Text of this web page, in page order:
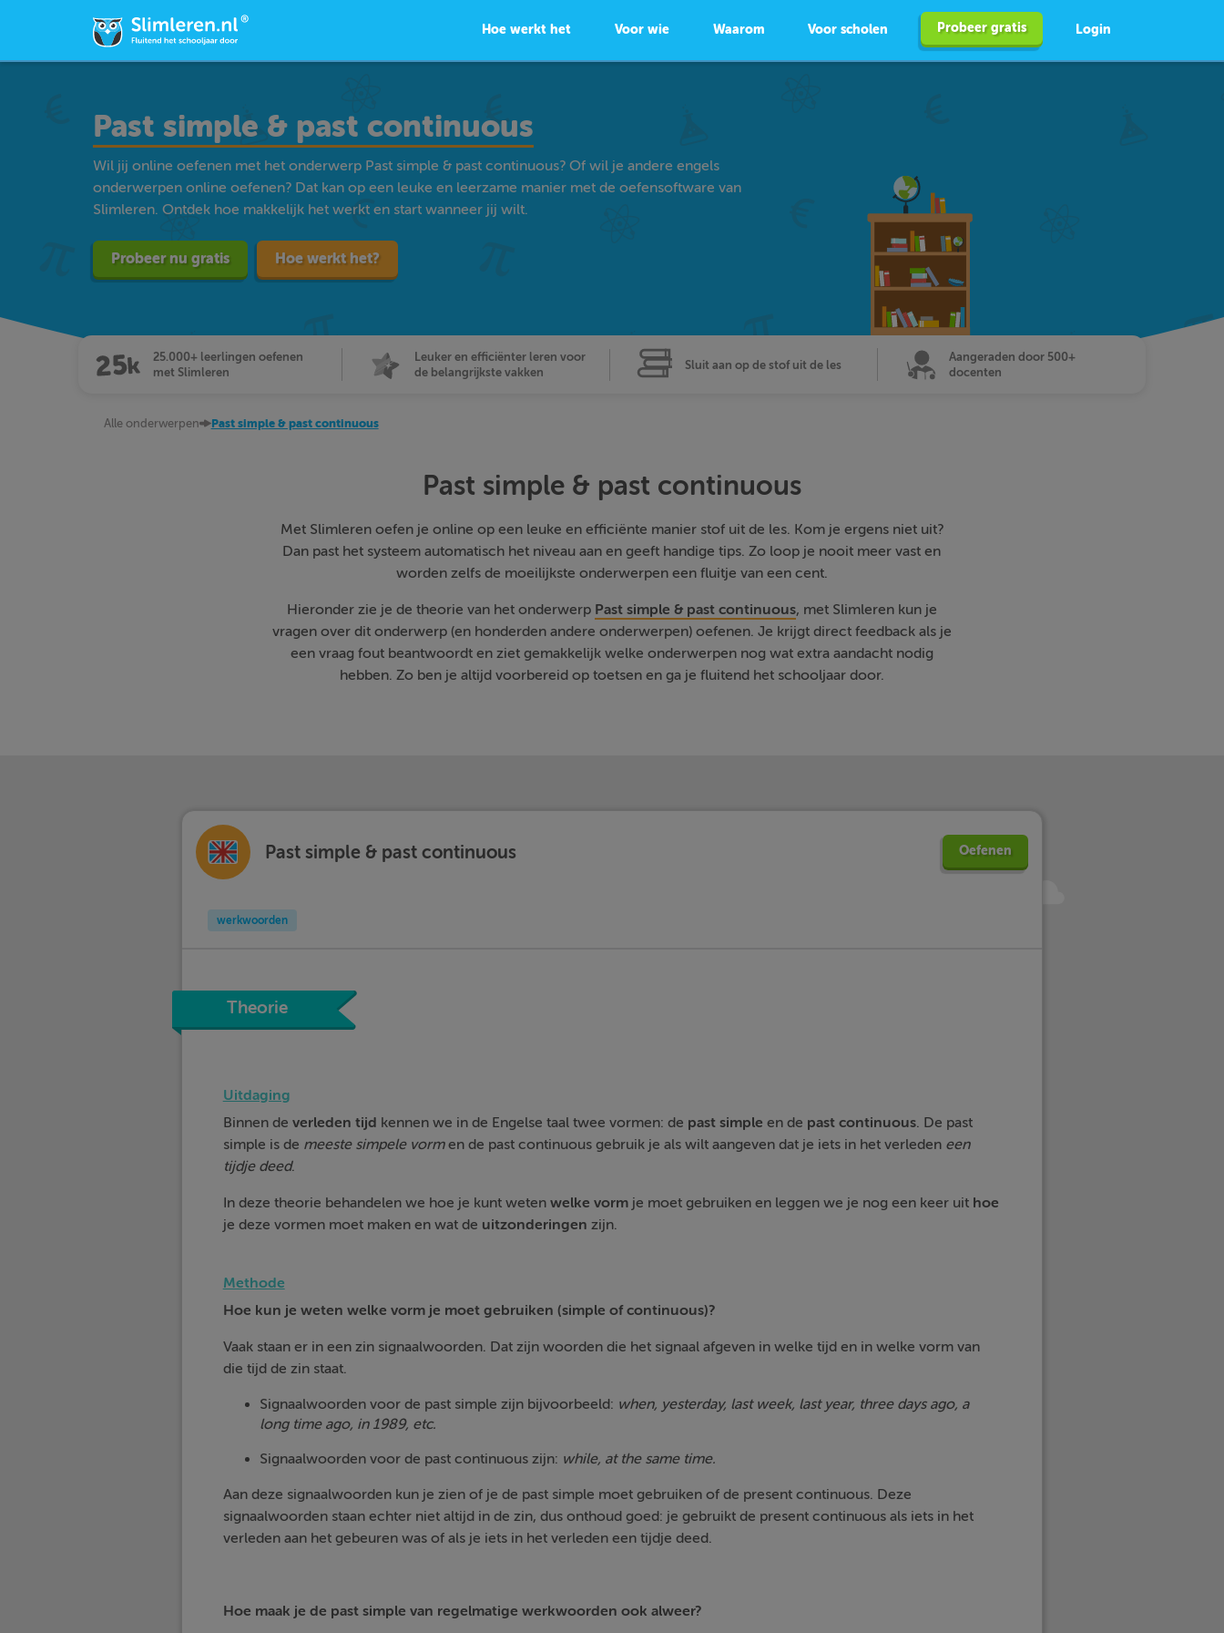
Hoe werkt het Voor wie Waarom Voor scholen Probeer gratis Login
Past simple & past continuous
Wil jij online oefenen met het onderwerp Past simple & past continuous? Of wil je andere engels
onderwerpen online oefenen? Dat kan op een leuke en leerzame manier met de oefensoftware van
Slimleren. Ontdek hoe makkelijk het werkt en start wanneer jij wilt.
Probeer nu gratis Hoe werkt het?
25.000+ leerlingen oefenen
met Slimleren
Leuker en efficiënter leren voor
de belangrijkste vakken
Sluit aan op de stof uit de les
Aangeraden door 500+
docenten
Alle onderwerpen Past simple & past continuous
Past simple & past continuous
Met Slimleren oefen je online op een leuke en efficiënte manier stof uit de les. Kom je ergens niet uit?
Dan past het systeem automatisch het niveau aan en geeft handige tips. Zo loop je nooit meer vast en
worden zelfs de moeilijkste onderwerpen een fluitje van een cent.
Hieronder zie je de theorie van het onderwerp Past simple & past continuous, met Slimleren kun je
vragen over dit onderwerp (en honderden andere onderwerpen) oefenen. Je krijgt direct feedback als je
een vraag fout beantwoordt en ziet gemakkelijk welke onderwerpen nog wat extra aandacht nodig
hebben. Zo ben je altijd voorbereid op toetsen en ga je fluitend het schooljaar door.
Past simple & past continuous Oefenen
werkwoorden
Theorie
Uitdaging
Binnen de verleden tijd kennen we in de Engelse taal twee vormen: de past simple en de past continuous. De past
simple is de meeste simpele vormen de past continuous gebruik je als wilt aangeven dat je iets in het verleden een
tijdje deed.
In deze theorie behandelen we hoe je kunt weten welke vormje moet gebruiken en leggen we je nog een keer uit hoe
je deze vormen moet maken en wat de uitzonderingen zijn.
Methode
Hoe kun je weten welke vorm je moet gebruiken (simple of continuous)?
Vaak staan er in een zin signaalwoorden. Dat zijn woorden die het signaal afgeven in welke tijd en in welke vorm van
die tijd de zin staat.
Signaalwoorden voor de past simple zijn bijvoorbeeld: when, yesterday, last week, last year, three days ago, a
long time ago, in 1989, etc.
Signaalwoorden voor de past continuous zijn: while, at the same time.
Aan deze signaalwoorden kun je zien of je de past simple moet gebruiken of de present continuous. Deze
signaalwoorden staan echter niet altijd in de zin, dus onthoud goed: je gebruikt de present continuous als iets in het
verleden aan het gebeuren was of als je iets in het verleden een tijdje deed.
Hoe maak je de past simple van regelmatige werkwoorden ook alweer?